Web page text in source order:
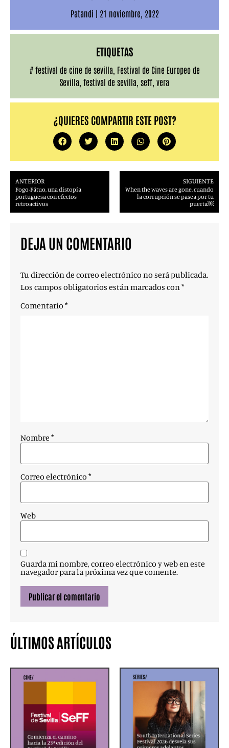
Patandi | 21 noviembre, 2022
ETIQUETAS
# festival de cine de sevilla Festival de Cine Europeo de
Sevilla festival de sevilla seff vera
¿QUIERES COMPARTIR ESTE POST?
ANTERIOR
Fogo-Fátuo, una distopía
portuguesa con efectos
retroactivos
SIGUIENTE
When the waves are gone, cuando
la corrupción se pasea por tu
puerta￼
DEJA UN COMENTARIO
Tu dirección de correo electrónico no será publicada.
Los campos obligatorios están marcados con *
Comentario *
Nombre *
Correo electrónico *
Web
Guarda mi nombre, correo electrónico y web en este
navegador para la próxima vez que comente.
ÚLTIMOS ARTÍCULOS